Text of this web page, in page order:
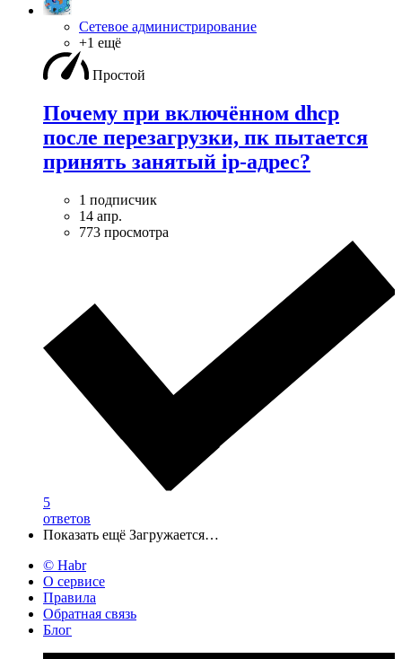
Сетевое администрирование
+1 ещё
Простой
Почему при включённом dhcp
после перезагрузки, пк пытается
принять занятый ip-адрес?
1 подписчик
14 апр.
773 просмотра
5
ответов
Показать ещё Загружается…
© Habr
О сервисе
Правила
Обратная связь
Блог